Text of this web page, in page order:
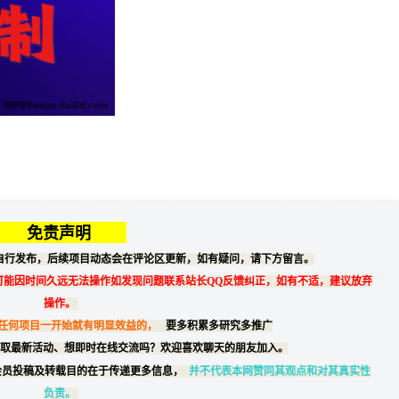
责声明
行发布，后续项目动态会在评论区更新，如有疑问，请下方留言。
因时间久远无法操作如发现问题联系站长QQ反馈纠正，如有不适，建议放弃
操作。
何项目一开始就有明显效益的，
要多积累多研究多推广
最新活动、想即时在线交流吗？欢迎喜欢聊天的朋友加入。
投稿及转载目的在于传递更多信息，
并不代表本网赞同其观点和对其真实性
负责。